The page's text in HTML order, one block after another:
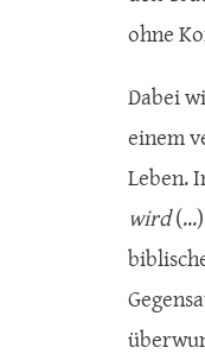
ohne
Dabei
einem
Leben.
wird(...)